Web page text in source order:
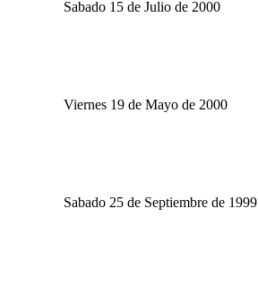
Sabado 15 de Julio de 2000
Viernes 19 de Mayo de 2000
Sabado 25 de Septiembre de 1999